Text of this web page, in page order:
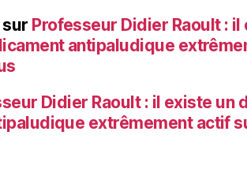
sur Professeur Didier Raoult : il
antipaludique
Didier Raoult : il existe un
extrêmement actif